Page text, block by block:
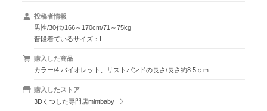
投稿者情報
男性/30代/166～170cm/71～75kg
普段着ているサイズ：L
購入した商品
カラー/4.バイオレット、リストバンドの長さ/長さ約8.5ｃｍ
購入したストア
3Dくつした専門店mintbaby